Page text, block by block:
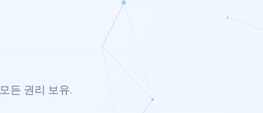
. 모든 권리 보유.